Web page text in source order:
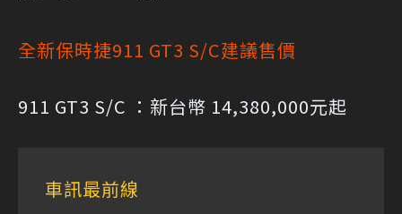
全新保時捷911 GT3 S/C建議售價
911 GT3 S/C ：新台幣 14,380,000元起
車訊最前線